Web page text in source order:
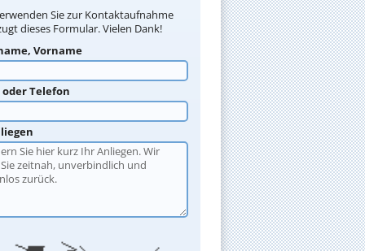
Sie zur Kontaktaufnahme
dieses Formular. Vielen Dank!
Vorname
oder Telefon